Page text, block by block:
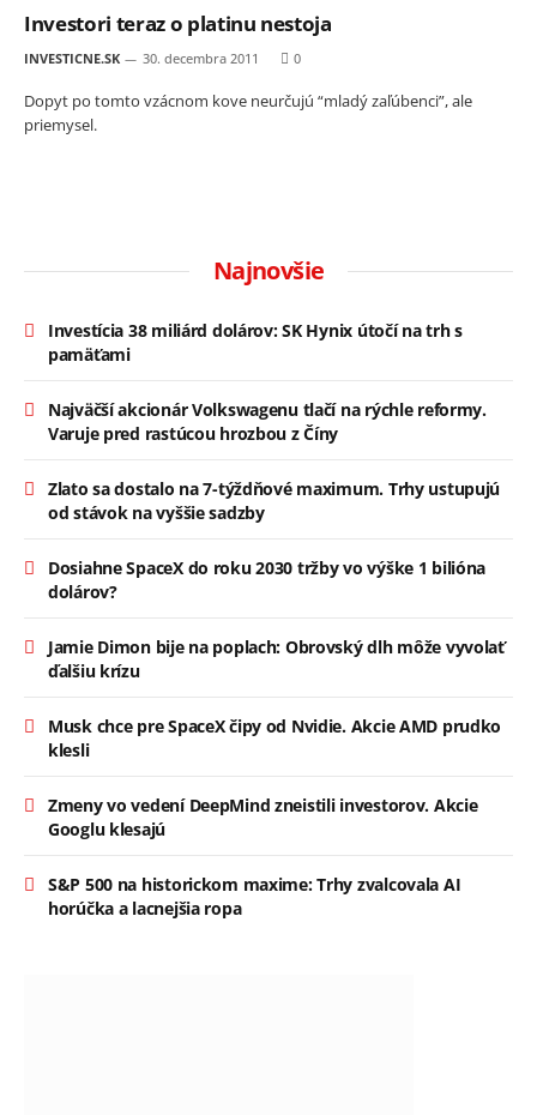
Investori teraz o platinu nestoja
INVESTICNE.SK 30. decembra 2011 0
Dopyt po tomto vzácnom kove neurčujú “mladý zaľúbenci”, ale
priemysel.
Najnovšie
Investícia 38 miliárd dolárov: SK Hynix útočí na trh s
pamäťami
Najväčší akcionár Volkswagenu tlačí na rýchle reformy.
Varuje pred rastúcou hrozbou z Číny
Zlato sa dostalo na 7-týždňové maximum. Trhy ustupujú
od stávok na vyššie sadzby
Dosiahne SpaceX do roku 2030 tržby vo výške 1 bilióna
dolárov?
Jamie Dimon bije na poplach: Obrovský dlh môže vyvolať
ďalšiu krízu
Musk chce pre SpaceX čipy od Nvidie. Akcie AMD prudko
klesli
Zmeny vo vedení DeepMind zneistili investorov. Akcie
Googlu klesajú
S&P 500 na historickom maxime: Trhy zvalcovala AI
horúčka a lacnejšia ropa